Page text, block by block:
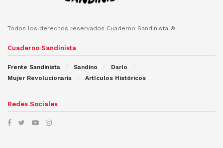
Todos los derechos reservados Cuaderno Sandinista ®
Cuaderno Sandinista
Frente Sandinista Sandino
Darío
Mujer Revolucionaria
Artículos Históricos
Redes Sociales